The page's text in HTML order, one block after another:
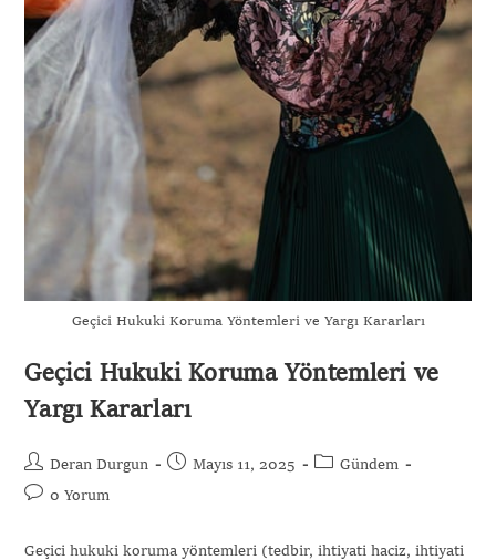
Geçici Hukuki Koruma Yöntemleri ve Yargı Kararları
Geçici Hukuki Koruma Yöntemleri ve
Yargı Kararları
Deran Durgun Mayıs 11, 2025
Gündem
0 Yorum
Geçici hukuki koruma yöntemleri (tedbir, ihtiyati haciz, ihtiyati